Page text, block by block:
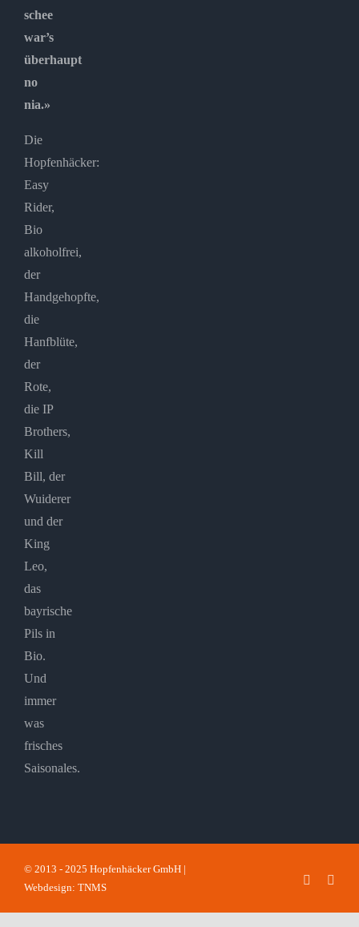
schee
war’s
überhaupt
no
nia.»
Die
Hopfenhäcker:
Easy
Rider,
Bio
alkoholfrei,
der
Handgehopfte,
die
Hanfblüte,
der
Rote,
die IP
Brothers,
Kill
Bill, der
Wuiderer
und der
King
Leo,
das
bayrische
Pils in
Bio.
Und
immer
was
frisches
Saisonales.
© 2013 - 2025 Hopfenhäcker GmbH |
Webdesign: TNMS
Facebook